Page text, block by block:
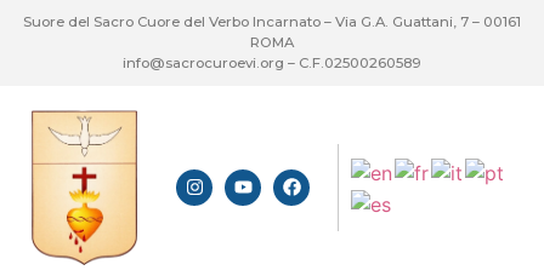
Suore del Sacro Cuore del Verbo Incarnato – Via G.A. Guattani, 7 – 00161
ROMA
info@sacrocuroevi.org – C.F.02500260589